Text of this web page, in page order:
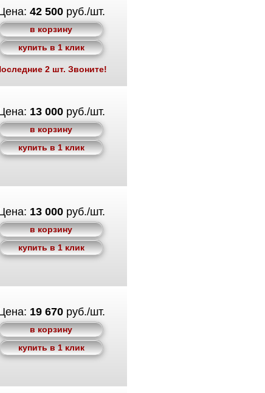
42 500руб./шт.
в корзину
купить в 1 клик
2 шт. Звоните!
13 000руб./шт.
в корзину
купить в 1 клик
13 000руб./шт.
в корзину
купить в 1 клик
19 670руб./шт.
в корзину
купить в 1 клик